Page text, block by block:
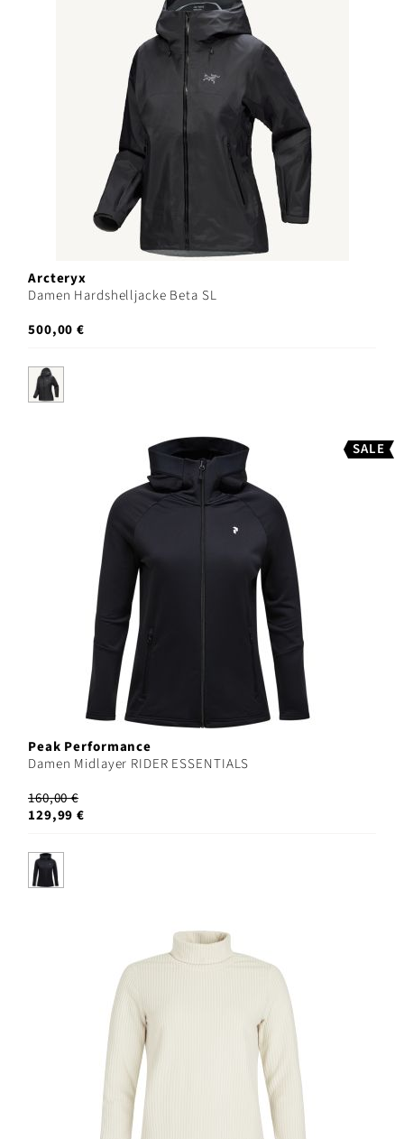
Arcteryx
Damen Hardshelljacke Beta SL
500,00 €
SALE
Peak Performance
Damen Midlayer RIDER ESSENTIALS
160,00 €
129,99 €